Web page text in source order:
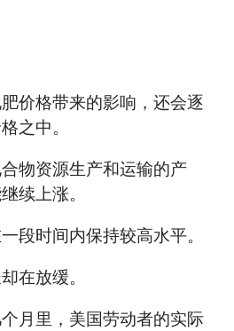
价格带来的影响，还会逐
之中。
物资源生产和运输的产
续上涨。
段时间内保持较高水平。
在放缓。
月里，美国劳动者的实际